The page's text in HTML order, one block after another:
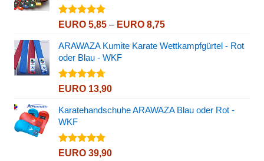
Bewertet
von 5
EURO5,85 – EURO8,75Preisspanne:
bis
ARAWAZA Kumite Karate Wettkampfgürtel - Rot
oder Blau - WKF
Bewertet
von 5
EURO13,90
Karatehandschuhe ARAWAZA Blau oder Rot -
WKF
Bewertet
EURO39,90